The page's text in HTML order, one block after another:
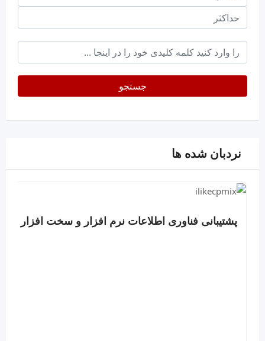
قیمت
حداکثر
keyword
جستجو
نردبان شده ها
پشتیبانی فناوری اطلاعات نرم افزار و سخت افزار